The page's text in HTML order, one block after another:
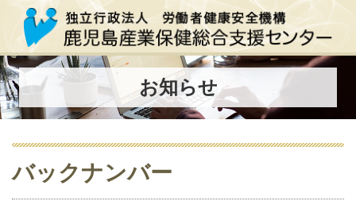
お知らせ
バックナンバー